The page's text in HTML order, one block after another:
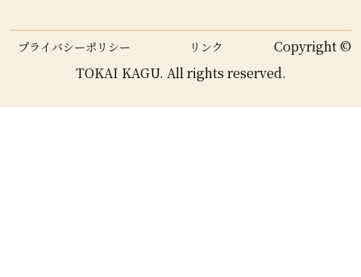
プライバシーポリシー リンク
Copyright ©
TOKAI KAGU. All rights reserved.